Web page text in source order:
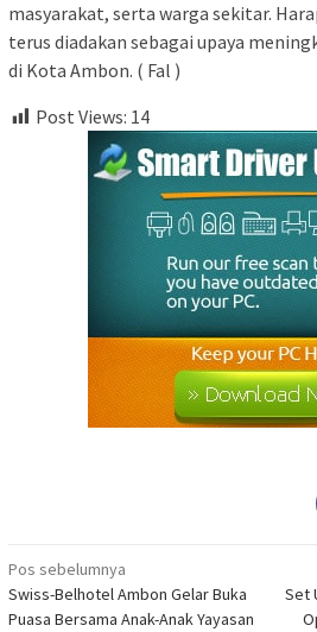
masyarakat, serta warga sekitar.
terus diadakan sebagai upaya
di Kota Ambon. ( Fal )
Post Views: 14
Navigasi
pos
Pos sebelumnya
Swiss-Belhotel Ambon Gelar Buka
Puasa Bersama Anak-Anak Yayasan
Set